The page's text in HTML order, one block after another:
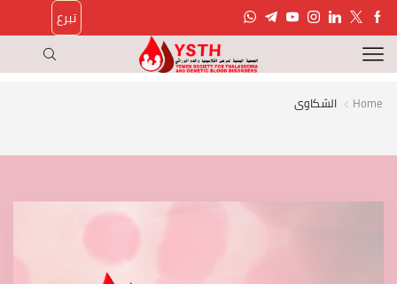
تبرع
Home الشكاوى